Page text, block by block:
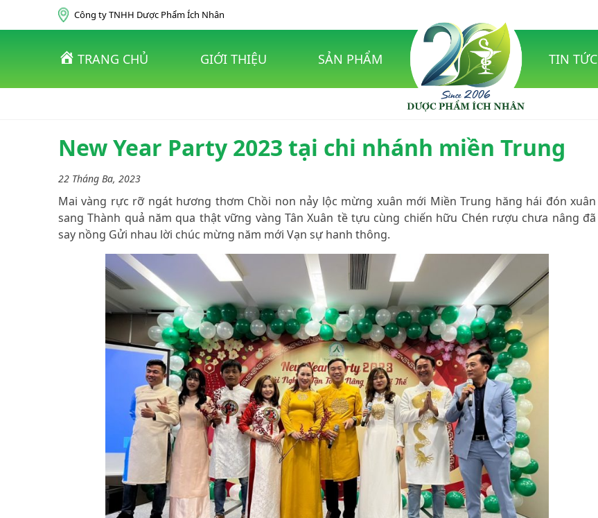
Skip to content Công ty TNHH Dược Phẩm Ích Nhân
TRANG CHỦ GIỚI THIỆU SẢN PHẨM TIN TỨC
New Year Party 2023 tại chi nhánh miền Trung
22 Tháng Ba, 2023
Mai vàng rực rỡ ngát hương thơm Chồi non nảy lộc mừng xuân mới Miền Trung hăng hái đón xuân
sang Thành quả năm qua thật vững vàng Tân Xuân tề tựu cùng chiến hữu Chén rượu chưa nâng đã
say nồng Gửi nhau lời chúc mừng năm mới Vạn sự hanh thông.